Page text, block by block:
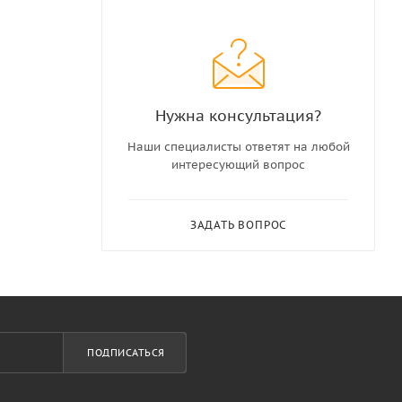
Нужна консультация?
Наши специалисты ответят на любой
интересующий вопрос
ЗАДАТЬ ВОПРОС
ПОДПИСАТЬСЯ